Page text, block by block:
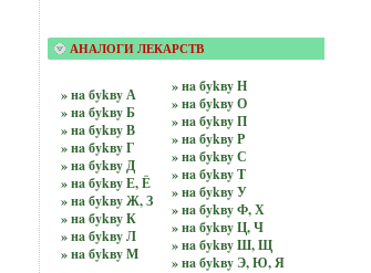
АНАЛОГИ ЛЕКАРСТВ
» нa бykвy А
» нa бykвy Б
» нa бykвy В
» нa бykвy Г
» нa бykвy Д
» нa бykвy Е, Ё
» нa бykвy Ж, З
» нa бykвy К
» нa бykвy Л
» нa бykвy М
» нa бykвy Н
» нa бykвy О
» нa бykвy П
» нa бykвy Р
» нa бykвy С
» нa бykвy Т
» нa бykвy У
» нa бykвy Ф, Х
» нa бykвy Ц, Ч
» нa бykвy Ш, Щ
» нa бykвy Э, Ю, Я